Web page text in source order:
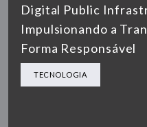
Digital Public
Impulsionando a
Forma Responsável
TECNOLOGIA